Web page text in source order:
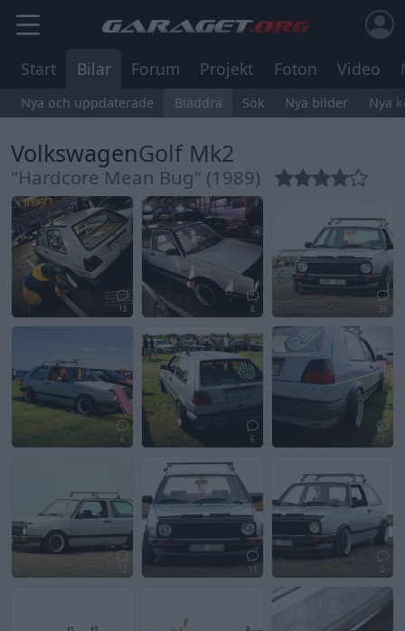
Start Bilar Forum Projekt Foton Video
Nya och uppdaterade Bläddra Sök Nya bilder Nya
VolkswagenGolf Mk2
"Hardcore Mean Bug" (1989)
18 8 36
6 6 7
12 11 2